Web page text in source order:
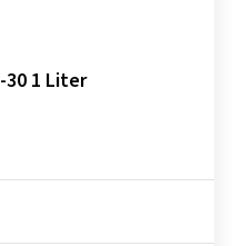
30 1 Liter